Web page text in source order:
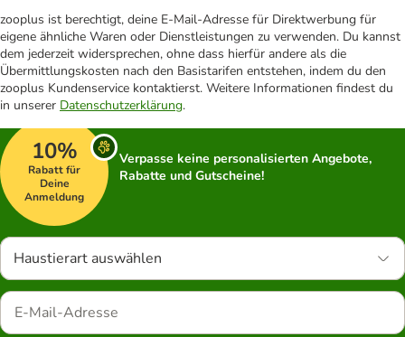
zooplus ist berechtigt, deine E-Mail-Adresse für Direktwerbung für
eigene ähnliche Waren oder Dienstleistungen zu verwenden. Du kannst
dem jederzeit widersprechen, ohne dass hierfür andere als die
Übermittlungskosten nach den Basistarifen entstehen, indem du den
zooplus Kundenservice kontaktierst. Weitere Informationen findest du
in unserer Datenschutzerklärung.
10%
Rabatt für
Deine
Anmeldung
Verpasse keine personalisierten Angebote,
Rabatte und Gutscheine!
Haustierart auswählen